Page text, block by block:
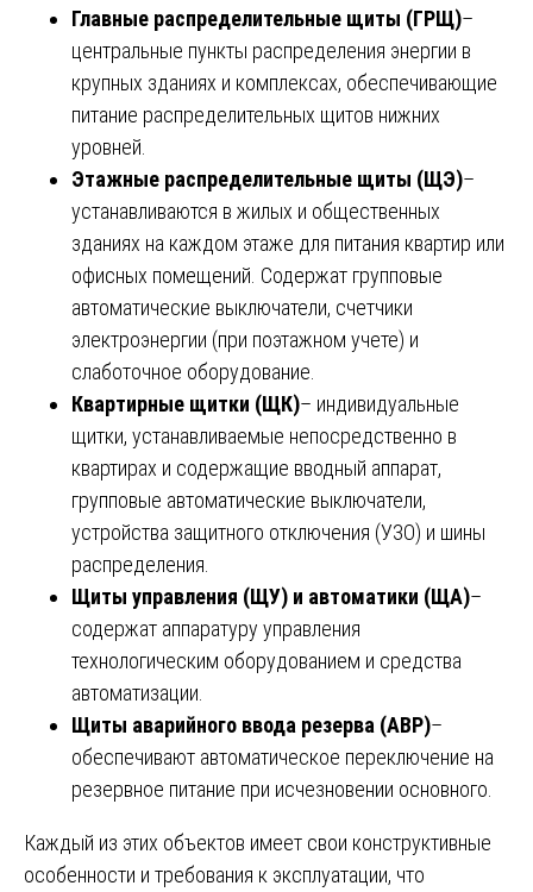
Главные распределительные щиты (ГРЩ)–
центральные пункты распределения энергии в
крупных зданиях и комплексах, обеспечивающие
питание распределительных щитов нижних
уровней.
Этажные распределительные щиты (ЩЭ)–
устанавливаются в жилых и общественных
зданиях на каждом этаже для питания квартир или
офисных помещений. Содержат групповые
автоматические выключатели, счетчики
электроэнергии (при поэтажном учете) и
слаботочное оборудование.
Квартирные щитки (ЩК)– индивидуальные
щитки, устанавливаемые непосредственно в
квартирах и содержащие вводный аппарат,
групповые автоматические выключатели,
устройства защитного отключения (УЗО) и шины
распределения.
Щиты управления (ЩУ) и автоматики (ЩА)–
содержат аппаратуру управления
технологическим оборудованием и средства
автоматизации.
Щиты аварийного ввода резерва (АВР)–
обеспечивают автоматическое переключение на
резервное питание при исчезновении основного.
Каждый из этих объектов имеет свои конструктивные
особенности и требования к эксплуатации, что